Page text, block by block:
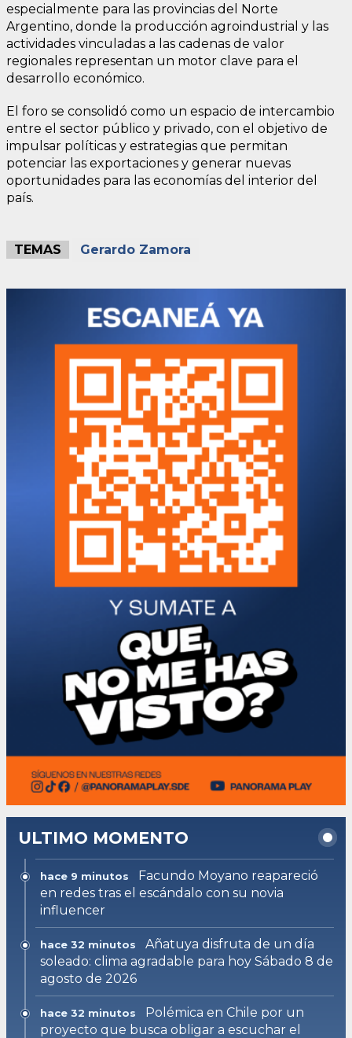
especialmente para las provincias del Norte
Argentino, donde la producción agroindustrial y las
actividades vinculadas a las cadenas de valor
regionales representan un motor clave para el
desarrollo económico.
El foro se consolidó como un espacio de intercambio
entre el sector público y privado, con el objetivo de
impulsar políticas y estrategias que permitan
potenciar las exportaciones y generar nuevas
oportunidades para las economías del interior del
país.
TEMAS Gerardo Zamora
ULTIMO MOMENTO
hace 9 minutos
Facundo Moyano reapareció
en redes tras el escándalo con su novia
influencer
hace 32 minutos
Añatuya disfruta de un día
soleado: clima agradable para hoy Sábado 8 de
agosto de 2026
hace 32 minutos
Polémica en Chile por un
proyecto que busca obligar a escuchar el